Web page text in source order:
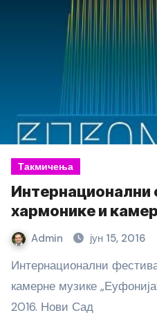
Такмичења
Интернационални
хармонике и
Admin јун 15, 2016
Интернационални фестивал хармонике и
камерне музике
2016. Нови Сад